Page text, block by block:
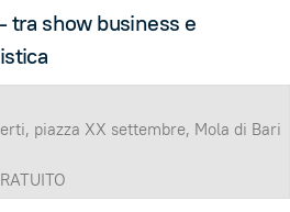
tra show business e
piazza XX settembre, Mola di Bari